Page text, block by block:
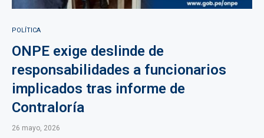
POLÍTICA
ONPE exige deslinde de
responsabilidades a funcionarios
implicados tras informe de
Contraloría
26 mayo, 2026